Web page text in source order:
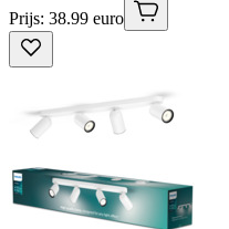
Prijs: 38.99 euro